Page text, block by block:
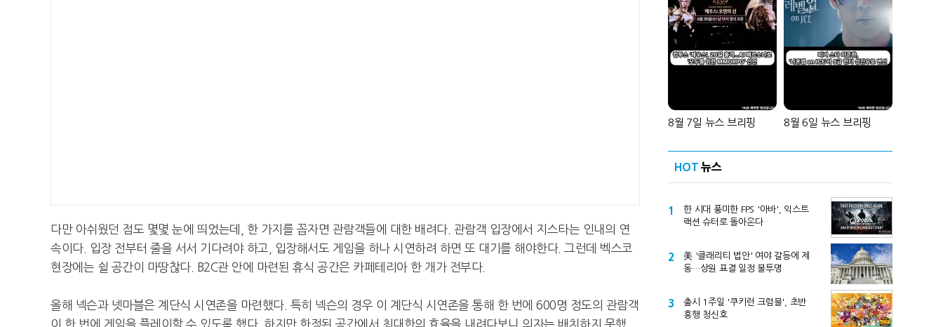
다만 아쉬웠던 점도 몇몇 눈에 띄었는데, 한 가지를 꼽자면 관람객들에 대한 배려다. 관람객 입장에서 지스타는 인내의 연
속이다. 입장 전부터 줄을 서서 기다려야 하고, 입장해서도 게임을 하나 시연하려 하면 또 대기를 해야한다. 그런데 벡스코
현장에는 쉴 공간이 마땅찮다. B2C관 안에 마련된 휴식 공간은 카페테리아 한 개가 전부다.
올해 넥슨과 넷마블은 계단식 시연존을 마련했다. 특히 넥슨의 경우 이 계단식 시연존을 통해 한 번에 600명 정도의 관람객
이 한 번에 게임을 플레이할 수 있도록 했다. 하지만 한정된 공간에서 최대한의 효율을 내려다보니 의자는 배치하지 못했
8월 7일 뉴스 브리핑 8월 6일 뉴스 브리핑
HOT 뉴스
1
한 시대 풍미한 FPS '아바', 익스트
랙션 슈터로 돌아온다
2
美 '클래리티 법안' 여야 갈등에 제
동…상원 표결 일정 불투명
3
출시 1주일 '쿠키런 크럼블', 초반
흥행 청신호